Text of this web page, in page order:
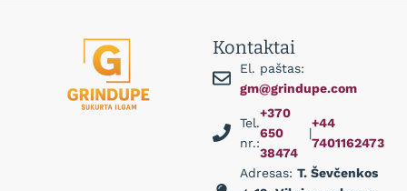
Kontaktai
El. paštas:
gm@grindupe.com
Tel.
nr.:
+370
650
38474
|
+44
7401162473
Adresas: T. Ševčenkos